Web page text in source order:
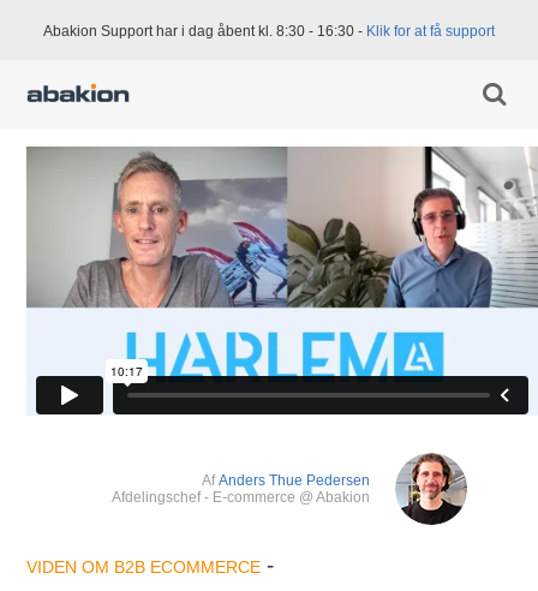
Abakion Support har i dag åbent kl. 8:30 - 16:30 - Klik for at få support
AfAnders Thue Pedersen
Afdelingschef - E-commerce @ Abakion
VIDEN OM B2B ECOMMERCE -